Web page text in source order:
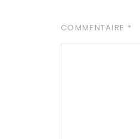
COMMENTAIRE *